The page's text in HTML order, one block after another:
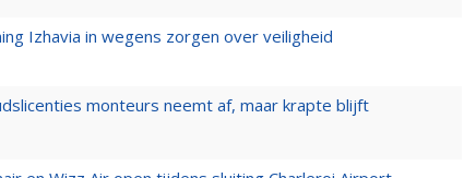
Izhavia in wegens zorgen over veiligheid
monteurs neemt af, maar krapte blijft